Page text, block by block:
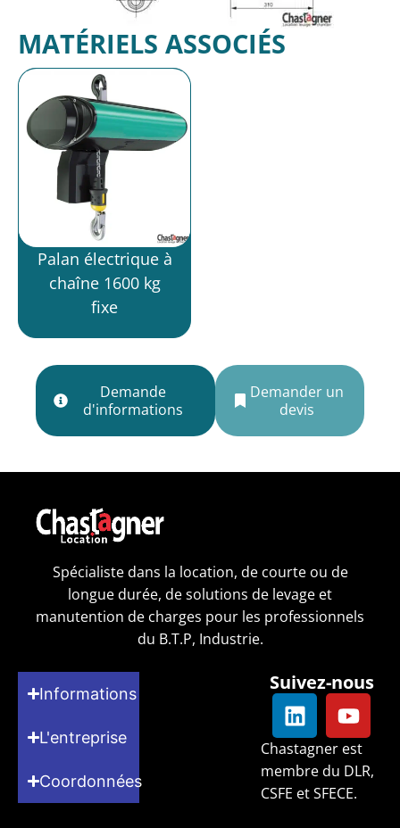
MATÉRIELS ASSOCIÉS
Palan électrique à
chaîne 1600 kg
fixe
Demande
d'informations
Demander un
devis
Spécialiste dans la location, de courte ou de
longue durée, de solutions de levage et
manutention de charges pour les professionnels
du B.T.P, Industrie.
Informations
L'entreprise
Coordonnées
Suivez-nous
Chastagner est
membre du DLR,
CSFE et SFECE.